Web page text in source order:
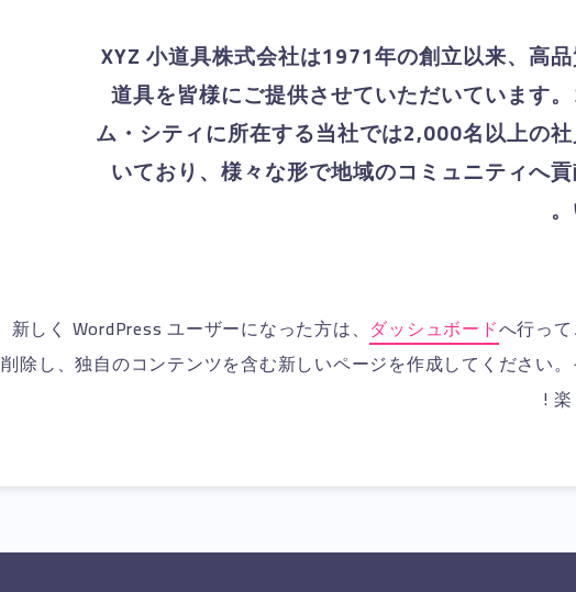
XYZ 小道具株式会社は1971年の創立以来、高
道具を皆様にご提供させていただいています
ム・シティに所在する当社では2,000名以上の
いており、様々な形で地域のコミュニティへ
新しく WordPress ユーザーになった方は、 ダッシュボードへ行っ
削除し、独自のコンテンツを含む新しいページを作成してください